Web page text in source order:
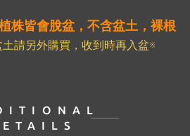
株皆會脫盆，不含盆土，裸根
土請另外購買，收到時再入盆※